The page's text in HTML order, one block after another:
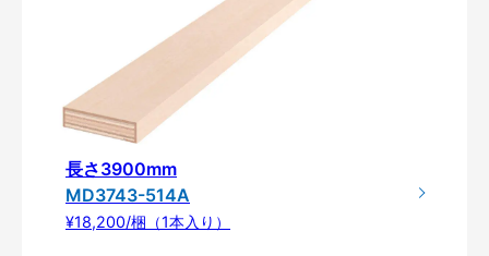
長さ3900mm
MD3743-514A
¥18,200/梱（1本入り）